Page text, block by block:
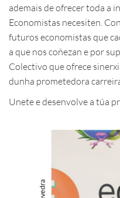
ademais de ofrecer toda a
Economistas necesiten.
futuros economistas que
a que nos coñezan e por
Colectivo que ofrece
dunha prometedora
Unete e desenvolve a túa